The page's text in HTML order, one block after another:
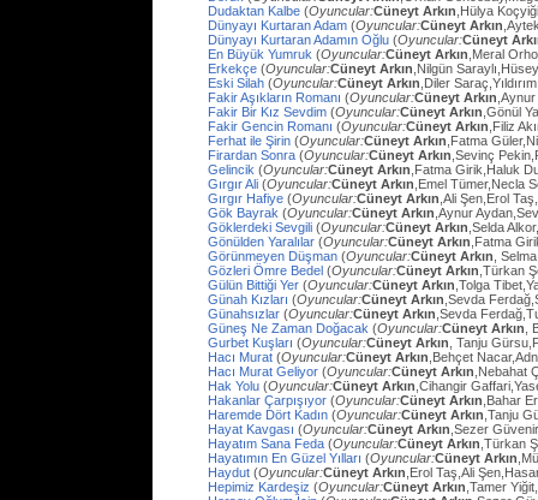
Dudaktan Kalbe (Oyuncular:Cüneyt Arkın ,Hülya
Dünyayı Kurtaran Adam (Oyuncular:Cüneyt Arkın
Dünyayı Kurtaran Adamın Oğlu (Oyuncular:Cüneyt
En Büyük Yumruk (Oyuncular:Cüneyt Arkın ,Meral
Erkekçe (Oyuncular:Cüneyt Arkın ,Nilgün
Eski Silah (Oyuncular:Cüneyt Arkın ,Diler
Fakir Aşıkların Romanı (Oyuncular:Cüneyt Arkın
Fakir Bir Kız Sevdim (Oyuncular:Cüneyt Arkın ,Gönül
Fakir Gencin Romanı (Oyuncular:Cüneyt Arkın ,Filiz
Ferhat ile Şirin (Oyuncular:Cüneyt Arkın ,Fatma
Firardan Sonra (Oyuncular:Cüneyt Arkın ,Sevinç
Gelincik (Oyuncular:Cüneyt Arkın ,Fatma Girik,Haluk
Gırgır Ali (Oyuncular:Cüneyt Arkın ,Emel Tümer,Necla
Gırgır Hafiye (Oyuncular:Cüneyt Arkın ,Ali Şen,Erol
Gök Bayrak (Oyuncular:Cüneyt Arkın ,Aynur
Göklerdeki Sevgili (Oyuncular:Cüneyt Arkın ,Selda
Gönülden Yaralılar (Oyuncular:Cüneyt Arkın ,Fatma
Görünmeyen Düşman (Oyuncular:Cüneyt Arkın ,
Gözleri Ömre Bedel (Oyuncular:Cüneyt Arkın ,Türkan
Gülün Bittiği Yer (Oyuncular:Cüneyt Arkın ,Tolga
Günah Kızları (Oyuncular:Cüneyt Arkın ,Sevda
Günahsızlar (Oyuncular:Cüneyt Arkın ,Sevda
Güneş Ne Zaman Doğacak (Oyuncular:Cüneyt Arkın ,
Gurbet Kuşları (Oyuncular:Cüneyt Arkın , Tanju
Hacı Murat (Oyuncular:Cüneyt Arkın ,Behçet
Hacı Murat Geliyor (Oyuncular:Cüneyt Arkın ,Nebahat
Hak Yolu (Oyuncular:Cüneyt Arkın ,Cihangir
Hakanlar Çarpışıyor (Oyuncular:Cüneyt Arkın ,Bahar
Haremde Dört Kadın (Oyuncular:Cüneyt Arkın ,Tanju
Hayat Kavgası (Oyuncular:Cüneyt Arkın ,Sezer
Hayatım Sana Feda (Oyuncular:Cüneyt Arkın ,Türkan
Hayatımın En Güzel Yılları (Oyuncular:Cüneyt Arkın
Haydut (Oyuncular:Cüneyt Arkın ,Erol Taş,Ali
Hepimiz Kardeşiz (Oyuncular:Cüneyt Arkın ,Tamer